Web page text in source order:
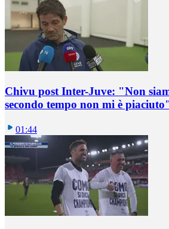
Chivu post Inter-Juve: "Non
secondo tempo non mi è
01:44